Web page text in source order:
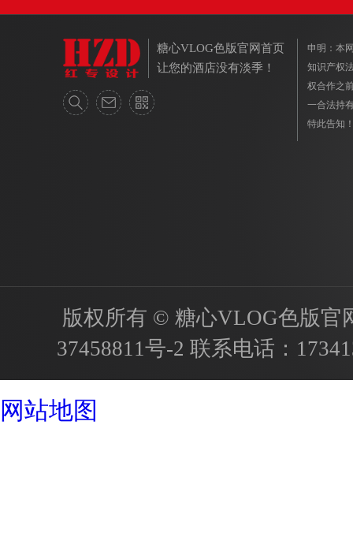
糖心VLOG色版官网首页
让您的酒店没有淡季！
申明：
知识产权法
权合作之
一合法持有
特此告知
版权所有 © 糖心VLOG色版官
37458811号-2 联系电话：
网站地图